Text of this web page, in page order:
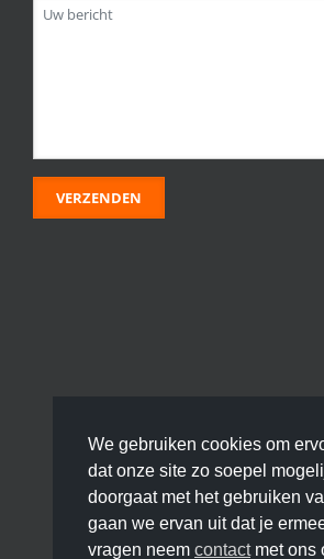
We gebruiken cookies om
dat onze site zo soepel
doorgaat met het gebruiken
gaan we ervan uit dat je
vragen neem contactmet ons